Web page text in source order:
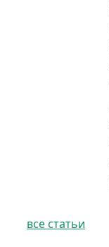
все статьи